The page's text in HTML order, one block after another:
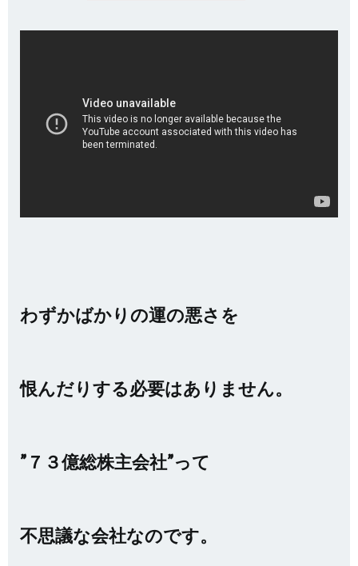
わずかばかりの運の悪さを
恨んだりする必要はありません。
”７３億総株主会社”って
不思議な会社なのです。